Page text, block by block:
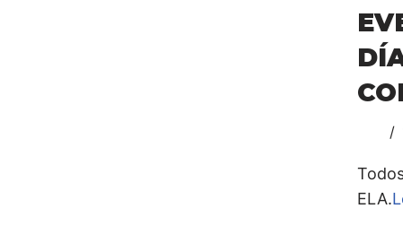
ELA.